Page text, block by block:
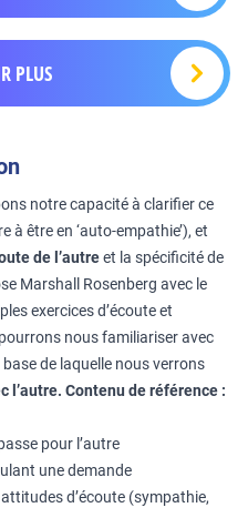
PLUS
notre capacité à clarifier ce
à être en ‘auto-empathie’), et
de l’autreet la spécificité de
Marshall Rosenberg avec le
exercices d’écoute et
nous familiariser avec
de laquelle nous verrons
l’autre. Contenu de référence :
pour l’autre
une demande
d’écoute (sympathie,